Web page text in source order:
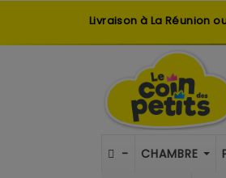
Livraison à La Réunion
- CHAMBRE